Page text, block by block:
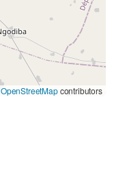
OpenStreetMapcontributors